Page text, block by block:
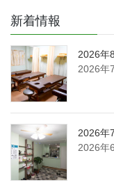
新着情報
2026年
2026年
2026年
2026年